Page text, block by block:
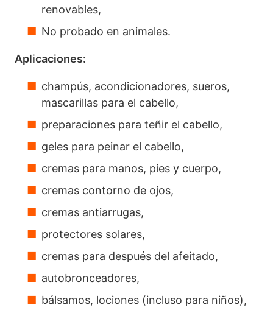
renovables,
No probado en animales.
Aplicaciones:
champús, acondicionadores, sueros,
mascarillas para el cabello,
preparaciones para teñir el cabello,
geles para peinar el cabello,
cremas para manos, pies y cuerpo,
cremas contorno de ojos,
cremas antiarrugas,
protectores solares,
cremas para después del afeitado,
autobronceadores,
bálsamos, lociones (incluso para niños),